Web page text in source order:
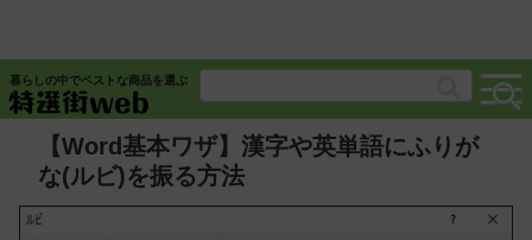
暮らしの中でベストな商品を選ぶ
【Word基本ワザ】漢字や英単語にふりが
な(ルビ)を振る方法